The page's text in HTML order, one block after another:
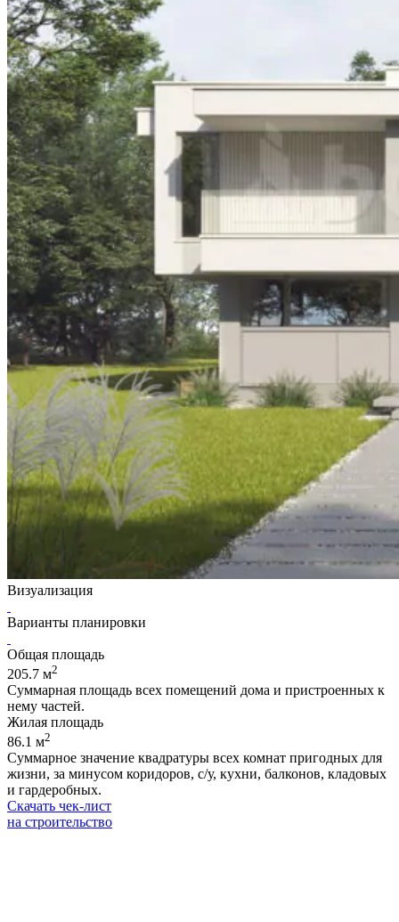
Визуализация
Варианты планировки
Общая площадь
205.7 м2
Суммарная площадь всех помещений дома и пристроенных к
нему частей.
Жилая площадь
86.1 м2
Суммарное значение квадратуры всех комнат пригодных для
жизни, за минусом коридоров, с/у, кухни, балконов, кладовых
и гардеробных.
Скачать чек-лист
на строительство